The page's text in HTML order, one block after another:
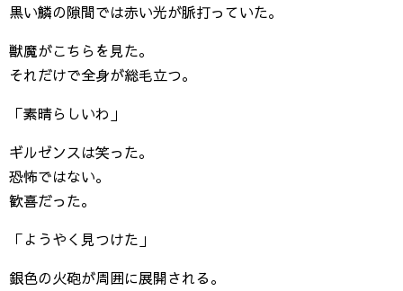
黒い鱗の隙間では赤い光が脈打っていた。
獣魔がこちらを見た。
それだけで全身が総毛立つ。
「素晴らしいわ」
ギルゼンスは笑った。
恐怖ではない。
歓喜だった。
「ようやく見つけた」
銀色の火砲が周囲に展開される。